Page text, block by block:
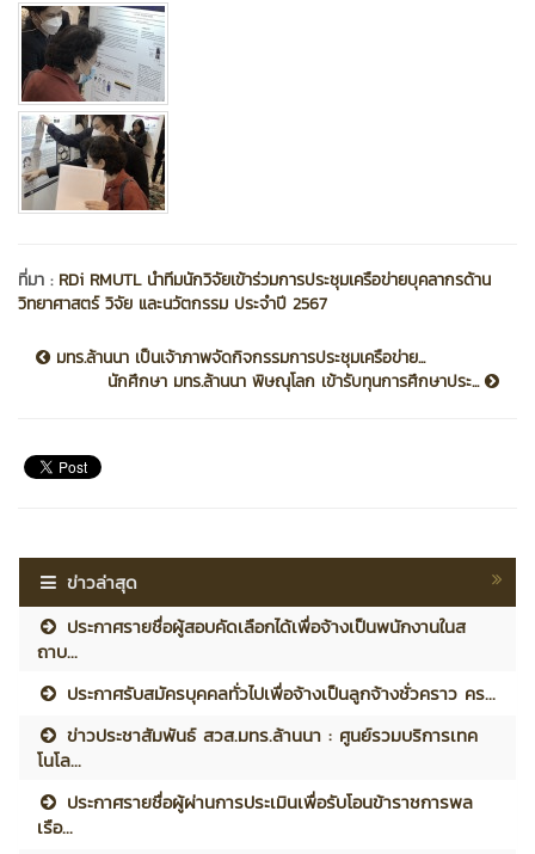
ที่มา : RDi RMUTL นำทีมนักวิจัยเข้าร่วมการประชุมเครือข่ายบุคลากรด้าน
วิทยาศาสตร์ วิจัย และนวัตกรรม ประจำปี 2567
มทร.ล้านนา เป็นเจ้าภาพจัดกิจกรรมการประชุมเครือข่าย...
นักศึกษา มทร.ล้านนา พิษณุโลก เข้ารับทุนการศึกษาประ...
ข่าวล่าสุด
ประกาศรายชื่อผู้สอบคัดเลือกได้เพื่อจ้างเป็นพนักงานในส
ถาบ...
ประกาศรับสมัครบุคคลทั่วไปเพื่อจ้างเป็นลูกจ้างชั่วคราว คร...
ข่าวประชาสัมพันธ์ สวส.มทร.ล้านนา : ศูนย์รวมบริการเทค
โนโล...
ประกาศรายชื่อผู้ผ่านการประเมินเพื่อรับโอนข้าราชการพล
เรือ...